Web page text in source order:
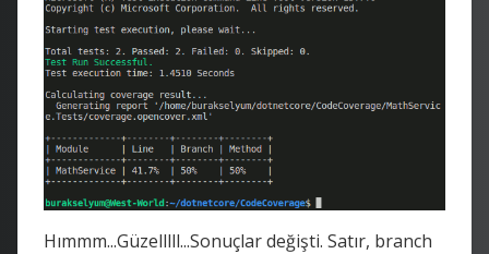
Hımmm...Güzelllll...Sonuçlar değişti. Satır, branch